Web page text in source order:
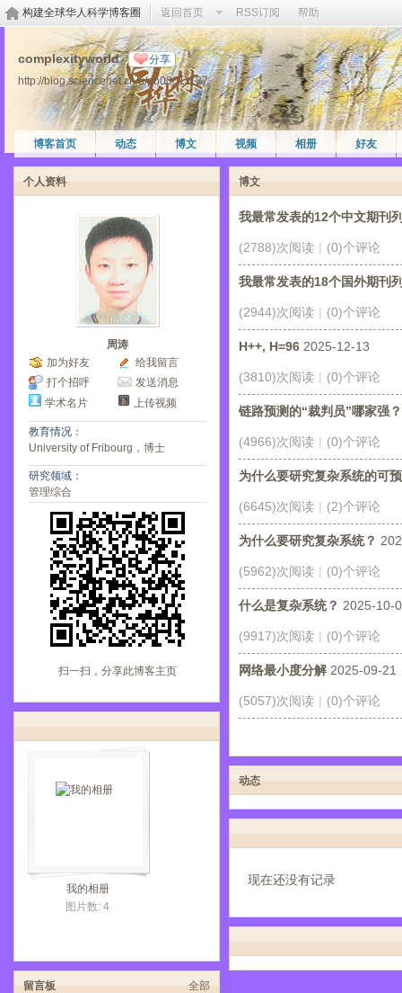
构建全球华人科学博客圈 返回首页 RSS订阅 帮助
complexityworld 分享
http://blog.sciencenet.cn/u/pb00011127
博客首页 动态 博文 视频 相册 好友
个人资料
周涛
加为好友
给我留言
打个招呼
发送消息
学术名片
上传视频
教育情况：
University of Fribourg，博士
研究领域：
管理综合
扫一扫，分享此博客主页
我的相册
图片数: 4
留言板 全部
博文
我最常发表的12个中文期刊
(2788)次阅读 | (0)个评论
我最常发表的18个国外期刊
(2944)次阅读 | (0)个评论
H++, H=96 2025-12-13
(3810)次阅读 | (0)个评论
链路预测的“裁判员”哪家强
(4966)次阅读 | (0)个评论
为什么要研究复杂系统的可
(6645)次阅读 | (2)个评论
为什么要研究复杂系统？
(5962)次阅读 | (0)个评论
什么是复杂系统？ 2025-10-
(9917)次阅读 | (0)个评论
网络最小度分解2025-09-21
(5057)次阅读 | (0)个评论
动态
现在还没有记录